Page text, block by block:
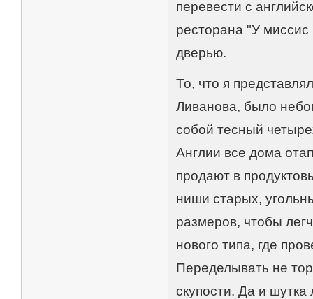
перевести с
ресторана "У
дверью.
То, что я
Ливанова, было
собой тесный
Англии все дома
продают в
ниши старых,
размеров, чтобы
нового типа, где
Переделывать не
скупости. Да и